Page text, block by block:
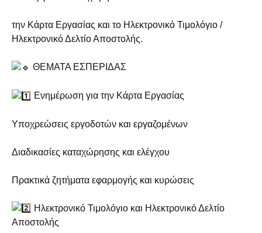
την Κάρτα Εργασίας και το Ηλεκτρονικό Τιμολόγιο /
Ηλεκτρονικό Δελτίο Αποστολής.
ΘΕΜΑΤΑ ΕΣΠΕΡΙΔΑΣ
Ενημέρωση για την Κάρτα Εργασίας
Υποχρεώσεις εργοδοτών και εργαζομένων
Διαδικασίες καταχώρησης και ελέγχου
Πρακτικά ζητήματα εφαρμογής και κυρώσεις
Ηλεκτρονικό Τιμολόγιο και Ηλεκτρονικό Δελτίο
Αποστολής